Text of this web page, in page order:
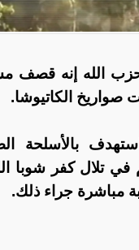
الله إنه قصف
صواريخ الكاتيوشا.
بالأسلحة
تلال كفر شوبا
مباشرة جراء ذلك.